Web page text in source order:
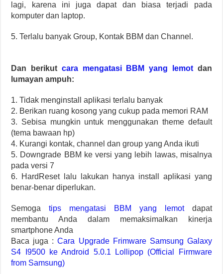
lagi, karena ini juga dapat dan biasa terjadi pada
komputer dan laptop.
5. Terlalu banyak Group, Kontak BBM dan Channel.
Dan berikut cara mengatasi BBM yang lemotdan
lumayan ampuh:
1. Tidak menginstall aplikasi terlalu banyak
2. Berikan ruang kosong yang cukup pada memori RAM
3. Sebisa mungkin untuk menggunakan theme default
(tema bawaan hp)
4. Kurangi kontak, channel dan group yang Anda ikuti
5. Downgrade BBM ke versi yang lebih lawas, misalnya
pada versi 7
6. HardReset lalu lakukan hanya install aplikasi yang
benar-benar diperlukan.
Semogatips mengatasi BBM yang lemotdapat
membantu Anda dalam memaksimalkan kinerja
smartphone Anda
Baca juga :Cara Upgrade Frimware Samsung Galaxy
S4 I9500 ke Android 5.0.1 Lollipop (Official Firmware
from Samsung)